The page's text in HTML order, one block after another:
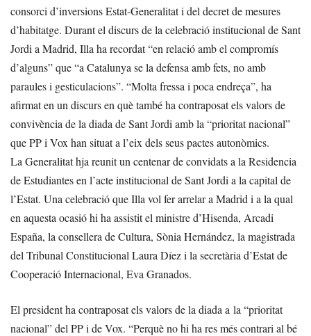
consorci d’inversions Estat-Generalitat i del decret de mesures
d’habitatge. Durant el discurs de la celebració institucional de Sant
Jordi a Madrid, Illa ha recordat “en relació amb el compromís
d’alguns” que “a Catalunya se la defensa amb fets, no amb
paraules i gesticulacions”. “Molta fressa i poca endreça”, ha
afirmat en un discurs en què també ha contraposat els valors de
convivència de la diada de Sant Jordi amb la “prioritat nacional”
que PP i Vox han situat a l’eix dels seus pactes autonòmics.
La Generalitat hja reunit un centenar de convidats a la Residencia
de Estudiantes en l’acte institucional de Sant Jordi a la capital de
l’Estat. Una celebració que Illa vol fer arrelar a Madrid i a la qual
en aquesta ocasió hi ha assistit el ministre d’Hisenda, Arcadi
España, la consellera de Cultura, Sònia Hernández, la magistrada
del Tribunal Constitucional Laura Díez i la secretària d’Estat de
Cooperació Internacional, Eva Granados.
El president ha contraposat els valors de la diada a la “prioritat
nacional” del PP i de Vox. “Perquè no hi ha res més contrari al bé